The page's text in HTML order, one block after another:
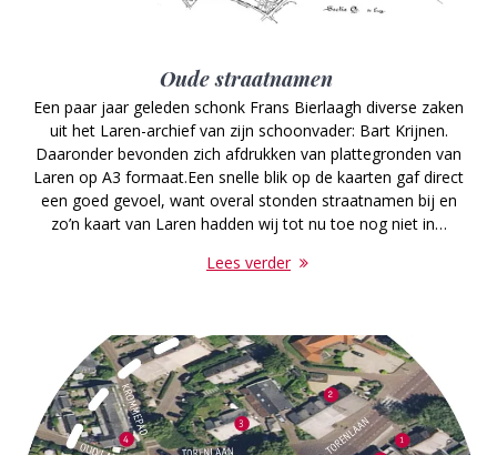
Oude straatnamen
Een paar jaar geleden schonk Frans Bierlaagh diverse zaken
uit het Laren-archief van zijn schoonvader: Bart Krijnen.
Daaronder bevonden zich afdrukken van plattegronden van
Laren op A3 formaat.Een snelle blik op de kaarten gaf direct
een goed gevoel, want overal stonden straatnamen bij en
zo’n kaart van Laren hadden wij tot nu toe nog niet in…
Lees verder